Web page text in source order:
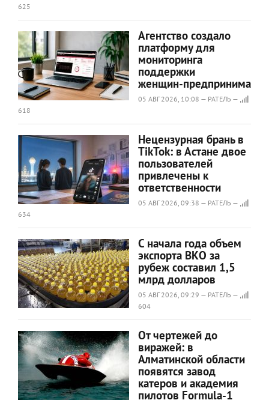
625
Агентство создало
платформу для
мониторинга
поддержки
05 АВГ 2026, 10:08 — РАТЕЛЬ —
618
Нецензурная брань в
TikTok: в Астане двое
пользователей
привлечены к
ответственности
05 АВГ 2026, 09:38 — РАТЕЛЬ —
634
С начала года объем
экспорта ВКО за
рубеж составил 1,5
млрд долларов
05 АВГ 2026, 09:29 — РАТЕЛЬ —
604
От чертежей до
виражей: в
Алматинской области
появятся завод
катеров и академия
пилотов Formula‑1